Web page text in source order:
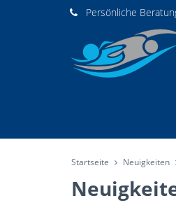
Persönliche
Startseite Neuigkeiten